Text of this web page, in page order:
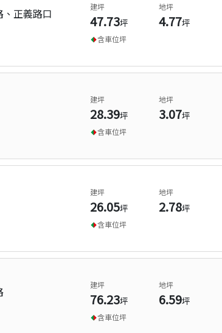
正義路口 建坪
47.73坪
含車位坪
地坪
4.77坪
建坪
28.39坪
含車位坪
地坪
3.07坪
建坪
26.05坪
含車位坪
地坪
2.78坪
建坪
76.23坪
含車位坪
地坪
6.59坪